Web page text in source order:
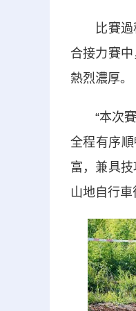
比賽過程
合接力賽
熱烈濃厚。
“本次賽
全程有序
富，兼具
山地自行車